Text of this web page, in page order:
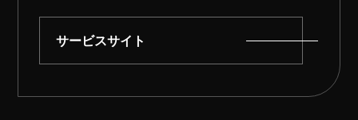
サービスサイト